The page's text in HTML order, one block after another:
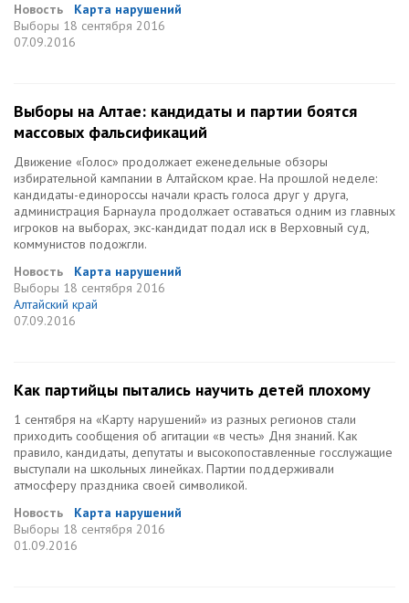
Новость
Карта нарушений
Выборы 18 сентября 2016
07.09.2016
Выборы на Алтае: кандидаты и партии боятся
массовых фальсификаций
Движение «Голос» продолжает еженедельные обзоры
избирательной кампании в Алтайском крае. На прошлой неделе:
кандидаты-единороссы начали красть голоса друг у друга,
администрация Барнаула продолжает оставаться одним из главных
игроков на выборах, экс-кандидат подал иск в Верховный суд,
коммунистов подожгли.
Новость
Карта нарушений
Выборы 18 сентября 2016
Алтайский край
07.09.2016
Как партийцы пытались научить детей плохому
1 сентября на «Карту нарушений» из разных регионов стали
приходить сообщения об агитации «в честь» Дня знаний. Как
правило, кандидаты, депутаты и высокопоставленные госслужащие
выступали на школьных линейках. Партии поддерживали
атмосферу праздника своей символикой.
Новость
Карта нарушений
Выборы 18 сентября 2016
01.09.2016